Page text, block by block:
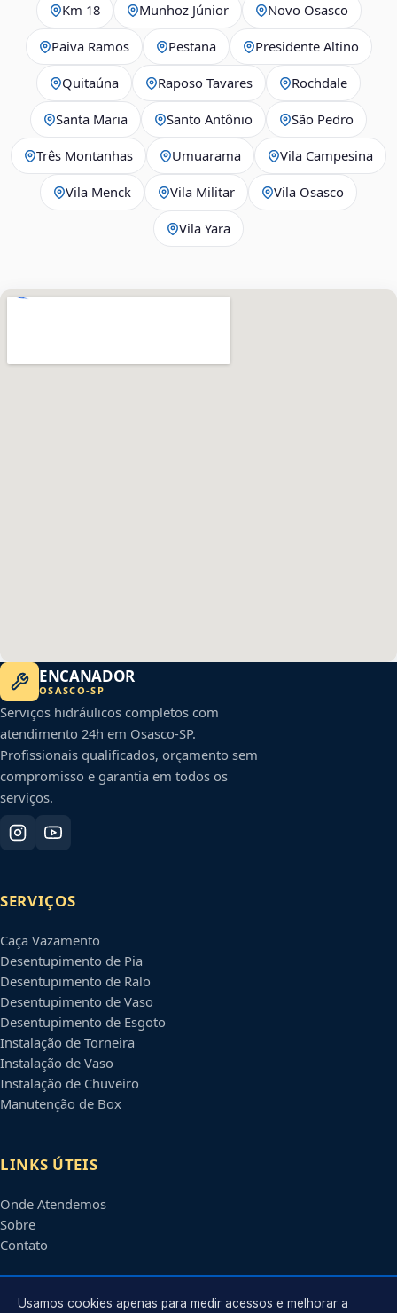
Km 18 Munhoz Júnior Novo Osasco
Paiva Ramos Pestana Presidente Altino
Quitaúna Raposo Tavares Rochdale
Santa Maria Santo Antônio São Pedro
Três Montanhas Umuarama Vila Campesina
Vila Menck Vila Militar Vila Osasco
Vila Yara
ENCANADOR
OSASCO-SP
Serviços hidráulicos completos com
atendimento 24h em Osasco-SP.
Profissionais qualificados, orçamento sem
compromisso e garantia em todos os
serviços.
SERVIÇOS
Caça Vazamento
Desentupimento de Pia
Desentupimento de Ralo
Desentupimento de Vaso
Desentupimento de Esgoto
Instalação de Torneira
Instalação de Vaso
Instalação de Chuveiro
Manutenção de Box
LINKS ÚTEIS
Onde Atendemos
Sobre
Contato
CONTATO
Usamos cookies apenas para medir acessos e melhorar a